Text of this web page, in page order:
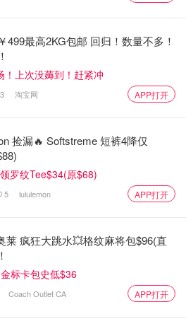
，可把吃瓜群众们可看爽了。
是关于这项重大税收法案。
499最高2KG包邮 回归！数量不多！
！上次没薅到！赶紧冲
3 淘宝网 APP打开
捡漏🔥 Softstreme 短裤4降仅
罗纹Tee$34(原$68)
5 lululemon APP打开
莱 疯狂大跳水💥格纹麻将包$96(直
标卡包史低$36
Coach Outlet CA APP打开